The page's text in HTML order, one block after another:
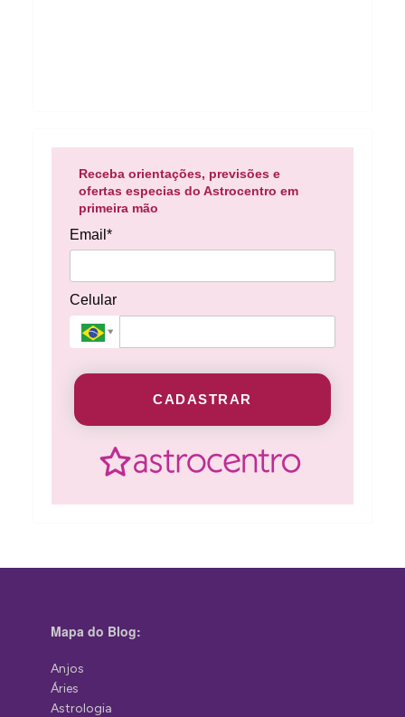
Receba orientações, previsões e
ofertas especias do Astrocentro em
primeira mão
Email*
Celular
CADASTRAR
Mapa do Blog:
Anjos
Áries
Astrologia